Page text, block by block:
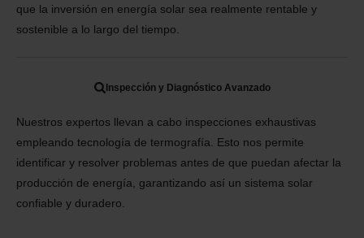
que la inversión en energía solar sea realmente rentable y
sostenible a lo largo del tiempo.
Inspección y Diagnóstico Avanzado
Nuestros expertos llevan a cabo inspecciones exhaustivas
empleando tecnología de termografía. Esto nos permite
identificar y resolver problemas antes de que puedan afectar la
producción de energía, garantizando así un sistema solar
confiable y duradero.